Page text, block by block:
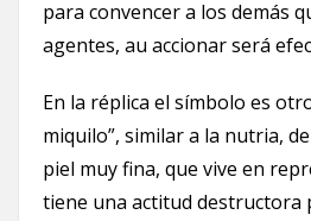
para convencer a los demás
agentes, au accionar será
En la réplica el símbolo es
miquilo”, similar a la nutria,
piel muy fina, que vive en
tiene una actitud destructora